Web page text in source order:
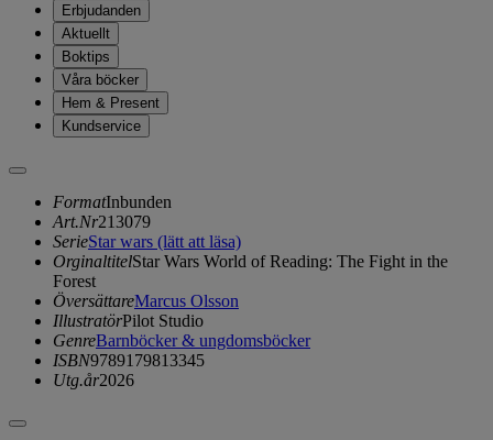
Erbjudanden
Aktuellt
Boktips
Våra böcker
Hem & Present
Kundservice
FormatInbunden
Art.Nr213079
SerieStar wars (lätt att läsa)
OrginaltitelStar Wars World of Reading: The Fight in the
Forest
ÖversättareMarcus Olsson
IllustratörPilot Studio
GenreBarnböcker & ungdomsböcker
ISBN9789179813345
Utg.år2026